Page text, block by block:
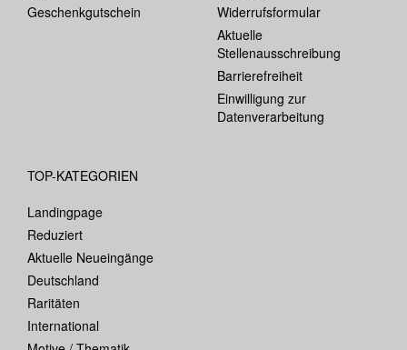
Geschenkgutschein
Widerrufsformular
Aktuelle
Stellenausschreibung
Barrierefreiheit
Einwilligung zur
Datenverarbeitung
TOP-KATEGORIEN
Landingpage
Reduziert
Aktuelle Neueingänge
Deutschland
Raritäten
International